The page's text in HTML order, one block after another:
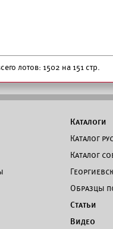
лотов: 1502 на 151 стр.
Каталоги
Каталог
Каталог
Образцы
Статьи
Видео